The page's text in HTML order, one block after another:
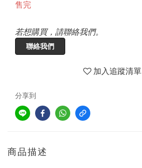
售完
若想購買，請聯絡我們。
聯絡我們
加入追蹤清單
分享到
商品描述